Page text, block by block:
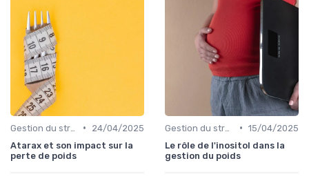
•
24/04/2025
Atarax et son impact sur la
perte de poids
• 15/04/2025
Le rôle de l'inositol dans la
gestion du poids